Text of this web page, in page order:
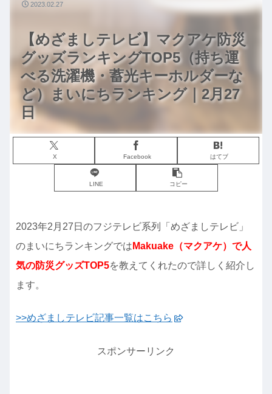
【めざましテレビ】マクアケ防災
グッズランキングTOP5（持ち運
べる洗濯機・蓄光キーホルダーな
ど）まいにちランキング｜2月27
日
X Facebook はてブ
LINE コピー
2023.02.27
2023年2月27日のフジテレビ系列「めざましテレビ」
のまいにちランキングでは Makuake（マクアケ）で人
気の防災グッズTOP5を教えてくれたので詳しく紹介し
ます。
>>めざましテレビ記事一覧はこちら
スポンサーリンク